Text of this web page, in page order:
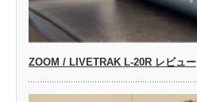
ZOOM / LIVETRAK L-20R レビュー